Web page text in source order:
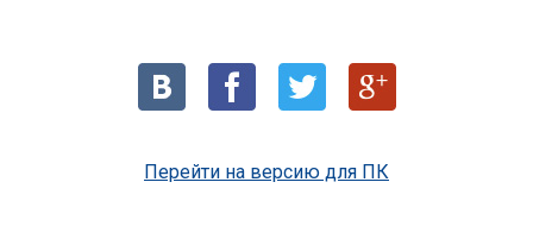
Перейти на версию для ПК